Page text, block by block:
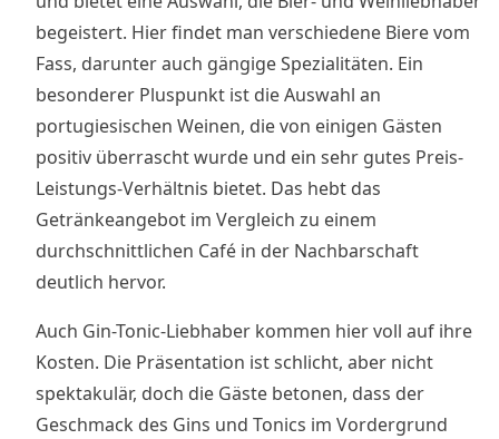
begeistert. Hier findet man verschiedene Biere vom
Fass, darunter auch gängige Spezialitäten. Ein
besonderer Pluspunkt ist die Auswahl an
portugiesischen Weinen, die von einigen Gästen
positiv überrascht wurde und ein sehr gutes Preis-
Leistungs-Verhältnis bietet. Das hebt das
Getränkeangebot im Vergleich zu einem
durchschnittlichen Café in der Nachbarschaft
deutlich hervor.
Auch Gin-Tonic-Liebhaber kommen hier voll auf ihre
Kosten. Die Präsentation ist schlicht, aber nicht
spektakulär, doch die Gäste betonen, dass der
Geschmack des Gins und Tonics im Vordergrund